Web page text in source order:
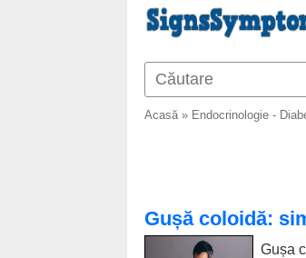
Acasă» Endocrinologie -
Gușă coloidă:
Gușa